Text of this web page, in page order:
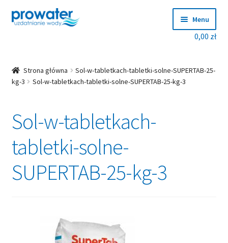
Przejdź
do
Przejdź
do
Menu
Rozwiń
Producenci
Rozwiń
Blog
O nas
Kontakt
0,00 zł
Strona główna
Sol-w-tabletkach-tabletki-solne-SUPERTAB-25-
kg-3
Sol-w-tabletkach-tabletki-solne-SUPERTAB-25-kg-3
Sol-w-tabletkach-
tabletki-solne-
SUPERTAB-25-kg-3